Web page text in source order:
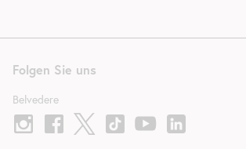
Folgen Sie uns
Belvedere